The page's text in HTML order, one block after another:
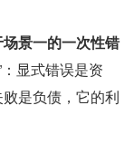
景一的一次性错
显式错误是资
是负债，它的利